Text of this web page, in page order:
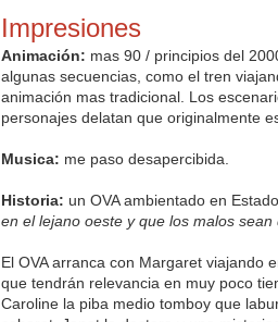
Impresiones
Animación: mas 90 / principios del
algunas secuencias, como el tren
animación mas tradicional. Los
personajes delatan que originalmente
Musica: me paso desapercibida.
Historia: un OVA ambientado en
en el lejano oeste y que los malos
El OVA arranca con Margaret viajando
que tendrán relevancia en muy poco
Caroline la piba medio tomboy que